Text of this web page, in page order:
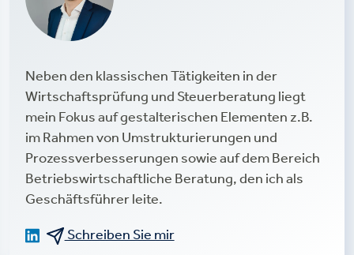
Neben den klassischen Tätigkeiten in der
Wirtschaftsprüfung und Steuerberatung liegt
mein Fokus auf gestalterischen Elementen z.B.
im Rahmen von Umstrukturierungen und
Prozessverbesserungen sowie auf dem Bereich
Betriebswirtschaftliche Beratung, den ich als
Geschäftsführer leite.
Schreiben Sie mir